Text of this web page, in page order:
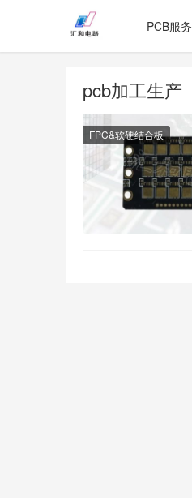
PCB服务
pcb加工生产
FPC&软硬结合板